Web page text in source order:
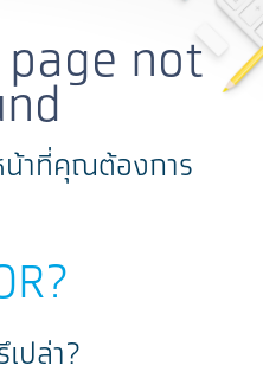
not
าที่คุณต้องการ
ปล่า?